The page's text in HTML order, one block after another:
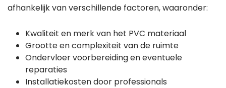
afhankelijk van verschillende factoren, waaronder:
Kwaliteit en merk van het PVC materiaal
Grootte en complexiteit van de ruimte
Ondervloer voorbereiding en eventuele
reparaties
Installatiekosten door professionals